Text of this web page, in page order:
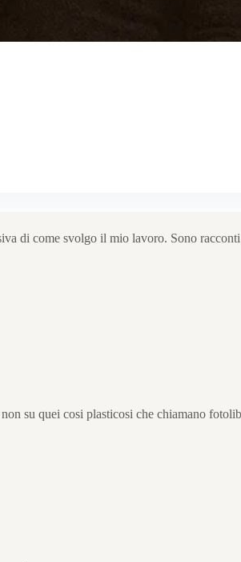
di come svolgo il mio lavoro. Sono
su quei cosi plasticosi che chiamano